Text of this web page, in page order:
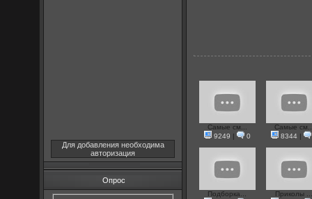
Для добавления необходима
авторизация
Опрос
Самые см...
9249 | 0
Самые
8344|
Подборка...
Приколы